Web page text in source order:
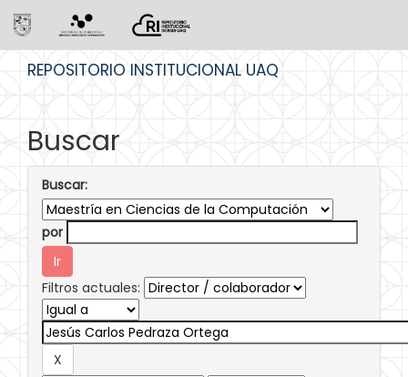
REPOSITORIO INSTITUCIONAL UAQ
Buscar
Buscar:
por
Filtros actuales: